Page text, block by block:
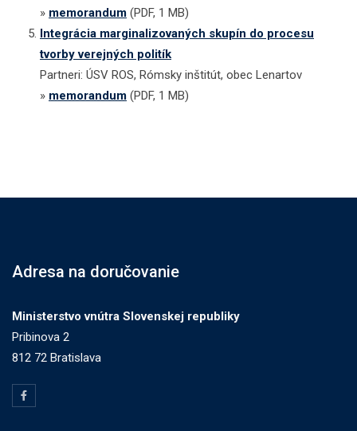
» memorandum (PDF, 1 MB)
Integrácia marginalizovaných skupín do procesu
tvorby verejných politík
Partneri: ÚSV ROS, Rómsky inštitút, obec Lenartov
» memorandum (PDF, 1 MB)
Adresa na doručovanie
Ministerstvo vnútra Slovenskej republiky
Pribinova 2
812 72 Bratislava